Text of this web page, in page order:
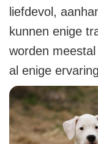
liefdevol,
kunnen enige
worden
al enige